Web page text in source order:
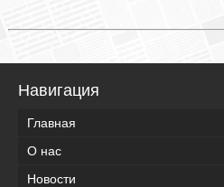
Навигация
Главная
О нас
Новости